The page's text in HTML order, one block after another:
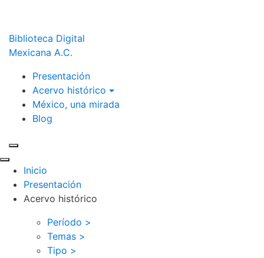
Biblioteca Digital
Mexicana A.C.
Presentación
Acervo histórico
México, una mirada
Blog
Inicio
Presentación
Acervo histórico
Período >
Temas >
Tipo >